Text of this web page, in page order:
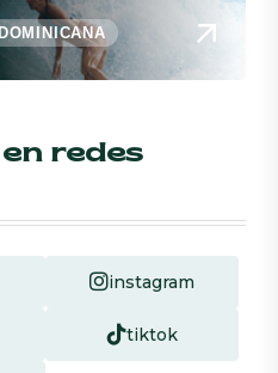
redes
instagram
tiktok